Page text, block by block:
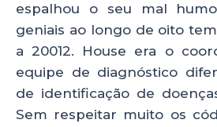
espalhou o seu mal
geniais ao longo de oito
a 20012. House era o
equipe de diagnóstico
de identificação de
Sem respeitar muito os